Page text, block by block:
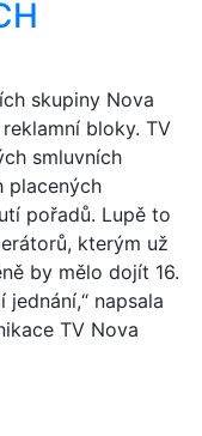
skupiny Nova
bloky. TV
smluvních
placených
pořadů. Lupě to
kterým už
by mělo dojít 16.
napsala
TV Nova